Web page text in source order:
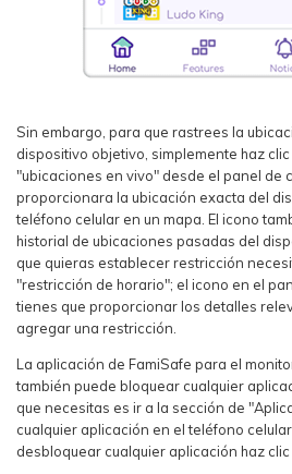
Sin embargo, para que rastrees la
dispositivo objetivo, simplemente haz
"ubicaciones en vivo" desde el panel de
proporcionara la ubicación exacta del
teléfono celular en un mapa. El icono
historial de ubicaciones pasadas del
que quieras establecer restricción
"restricción de horario"; el icono en el
tienes que proporcionar los detalles
agregar una restricción.
La aplicación de FamiSafe para el
también puede bloquear cualquier
que necesitas es ir a la sección de
cualquier aplicación en el teléfono
desbloquear cualquier aplicación haz clic